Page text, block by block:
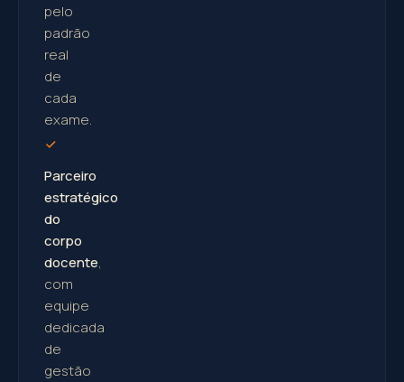
pelo
padrão
real
de
cada
exame.
Parceiro
estratégico
do
corpo
docente,
com
equipe
dedicada
de
gestão